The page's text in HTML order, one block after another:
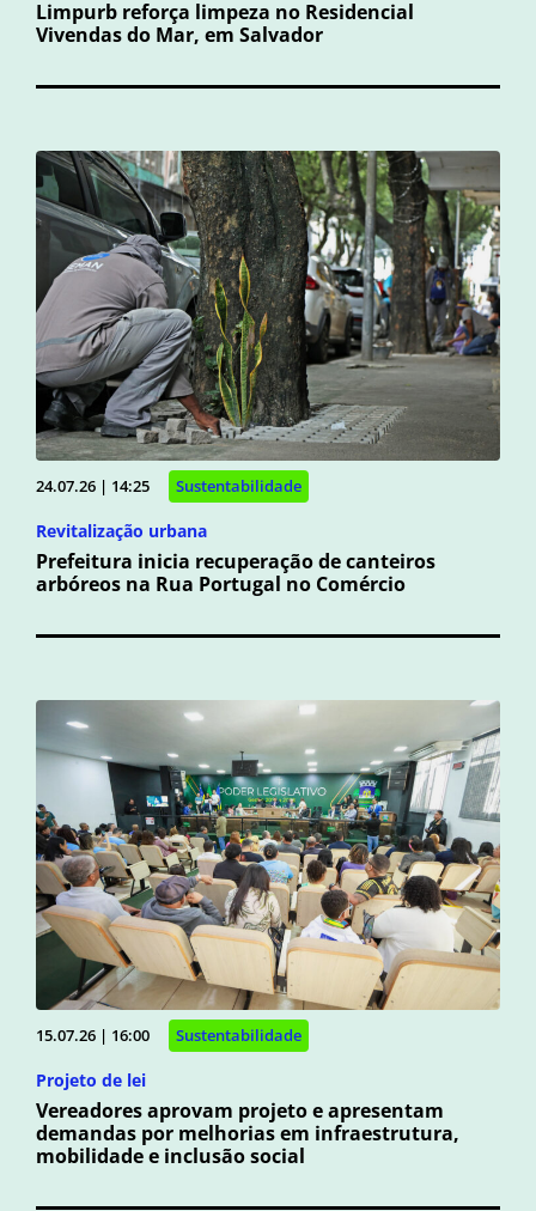
Limpurb reforça limpeza no Residencial
Vivendas do Mar, em Salvador
24.07.26 | 14:25 Sustentabilidade
Revitalização urbana
Prefeitura inicia recuperação de canteiros
arbóreos na Rua Portugal no Comércio
15.07.26 | 16:00 Sustentabilidade
Projeto de lei
Vereadores aprovam projeto e apresentam
demandas por melhorias em infraestrutura,
mobilidade e inclusão social